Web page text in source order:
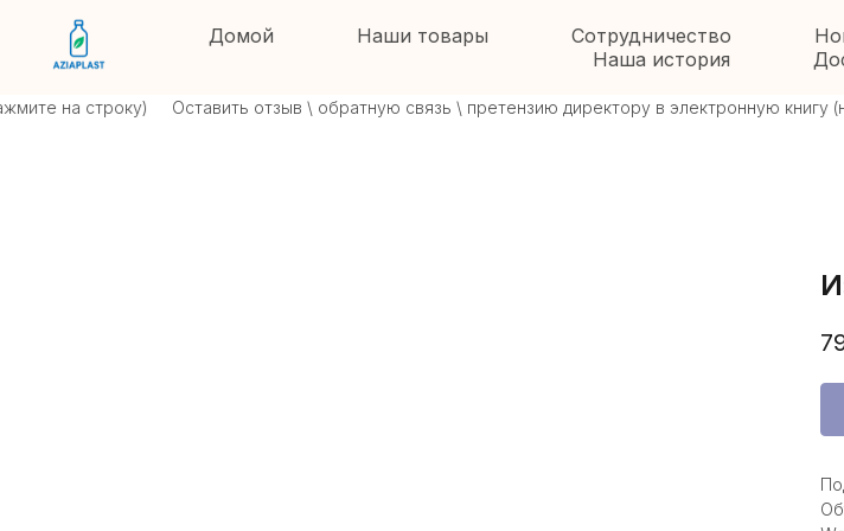
Домой Наши товары Сотрудничество
Наша история
на строку) Оставить отзыв \ обратную связь \ претензию директору в электронную книгу